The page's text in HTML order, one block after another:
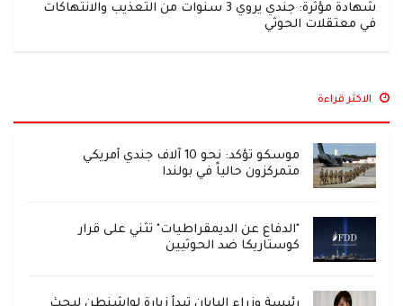
شهادة مؤثرة: جندي يروي 3 سنوات من التعذيب والانتهاكات
في معتقلات الحوثي
الاكثر قراءة
موسكو تؤكد: نحو 10 آلاف جندي أمريكي
متمركزون حالياً في بولندا
"الدفاع عن الديمقراطيات" تثني على قرار
كوستاريكا ضد الحوثيين